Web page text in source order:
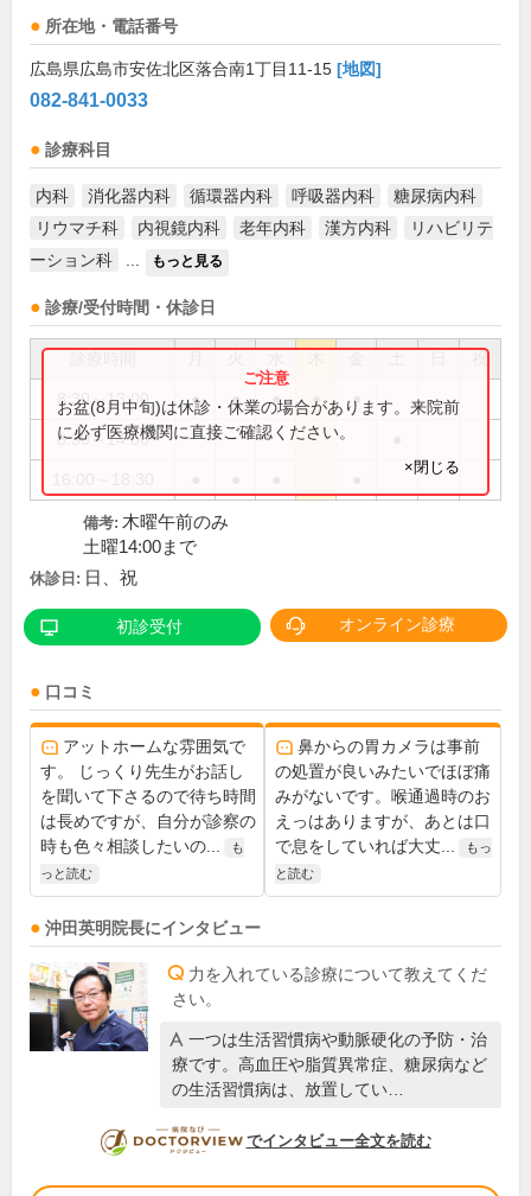
所在地・電話番号
広島県広島市安佐北区落合南1丁目11-15 [地図]
082-841-0033
診療科目
内科 消化器内科 循環器内科 呼吸器内科
糖尿病内科
リウマチ科
内視鏡内科 老年内科 漢方内科
リハビリテ
ーション科
もっと見る
診療/受付時間・休診日
祝
8:30～13:00 ● ● ● ● ●
8:30～14:00
お盆(8月中旬)は休診・休業の場合があります。来院前
に必ず医療機関に直接ご確認ください。
×閉じる
備考: 木曜午前のみ
土曜14:00まで
休診日: 日、祝
初診受付 オンライン診療
口コミ
アットホームな雰囲気で
す。 じっくり先生がお話し
を聞いて下さるので待ち時間
は長めですが、自分が診察の
時も色々相談したいの...
も
っと読む
鼻からの胃カメラは事前
の処置が良いみたいでほぼ痛
みがないです。喉通過時のお
えっはありますが、あとは口
で息をしていれば大丈...
もっ
と読む
沖田英明 院長にインタビュー
力を入れている診療について教えてくだ
さい。
一つは生活習慣病や動脈硬化の予防・治
療です。高血圧や脂質異常症、糖尿病など
の生活習慣病は、放置してい…
DOCTORVIEW
でインタビュー全文を読む